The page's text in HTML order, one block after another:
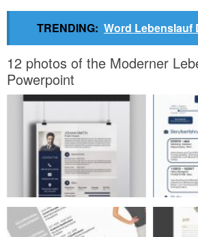
TRENDING: Word Lebenslauf
12 photos of the Moderner
Powerpoint